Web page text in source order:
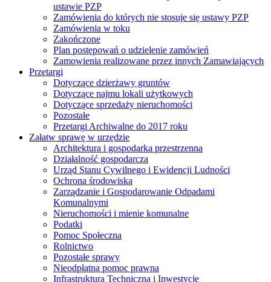
ustawie PZP
Zamówienia do których nie stosuje się ustawy PZP
Zamówienia w toku
Zakończone
Plan postępowań o udzielenie zamówień
Zamowienia realizowane przez innych Zamawiających
Przetargi
Dotyczące dzierżawy gruntów
Dotyczące najmu lokali użytkowych
Dotyczące sprzedaży nieruchomości
Pozostałe
Przetargi Archiwalne do 2017 roku
Załatw sprawę w urzędzie
Architektura i gospodarka przestrzenna
Działalność gospodarcza
Urząd Stanu Cywilnego i Ewidencji Ludności
Ochrona środowiska
Zarządzanie i Gospodarowanie Odpadami
Komunalnymi
Nieruchomości i mienie komunalne
Podatki
Pomoc Społeczna
Rolnictwo
Pozostałe sprawy
Nieodpłatna pomoc prawna
Infrastruktura Techniczna i Inwestycje